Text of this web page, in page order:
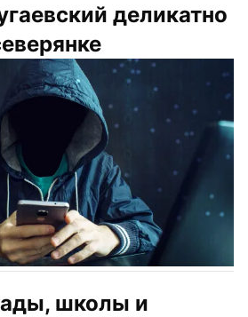
деликатно
школы и